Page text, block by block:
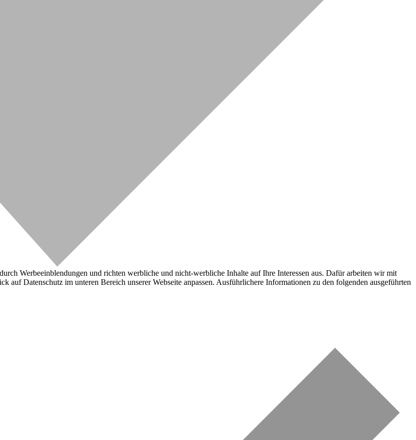
Werbeeinblendungen und richten werbliche und nicht-werbliche Inhalte auf Ihre Interessen aus. Dafür arbeiten wir mit
auf Datenschutz im unteren Bereich unserer Webseite anpassen. Ausführlichere Informationen zu den folgenden ausgeführten